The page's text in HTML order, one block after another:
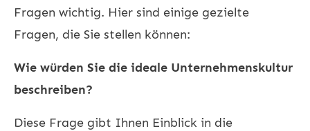
Fragen wichtig. Hier sind einige gezielte
Fragen, die Sie stellen können:
Wie würden Sie die ideale Unternehmenskultur
beschreiben?
Diese Frage gibt Ihnen Einblick in die